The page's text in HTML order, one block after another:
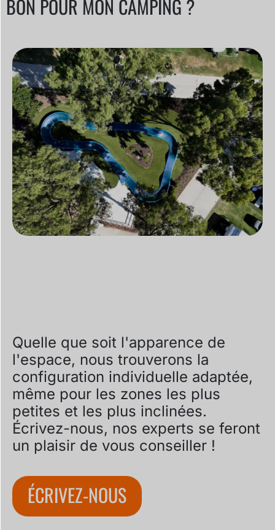
BON POUR MON CAMPING ?
Quelle que soit l'apparence de
l'espace, nous trouverons la
configuration individuelle adaptée,
même pour les zones les plus
petites et les plus inclinées.
Écrivez-nous, nos experts se feront
un plaisir de vous conseiller !
ÉCRIVEZ-NOUS